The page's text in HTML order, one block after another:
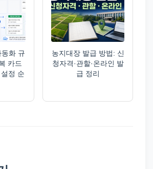
화 규
카드
정 순
농지대장 발급 방법: 신
청자격·관할·온라인 발
급 정리